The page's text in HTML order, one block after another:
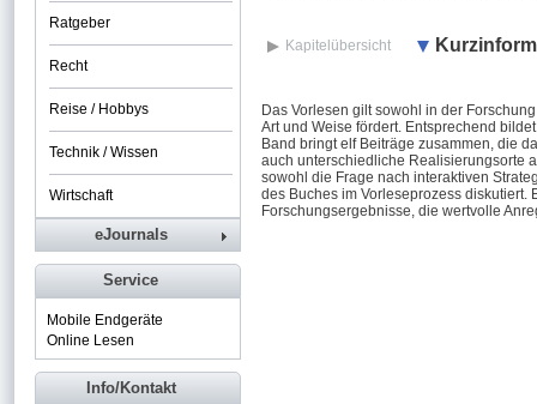
Kapitelübersicht
Das Vorlesen gilt sowohl in der
Art und Weise fördert. Entsprechend
Band bringt elf Beiträge zusammen, die
auch unterschiedliche Realisierungsorte
sowohl die Frage nach interaktiven
des Buches im Vorleseprozess
Forschungsergebnisse, die wertvolle
Ratgeber
Recht
Reise / Hobbys
Technik / Wissen
Wirtschaft
eJournals
Service
Mobile Endgeräte
Online Lesen
Info/Kontakt